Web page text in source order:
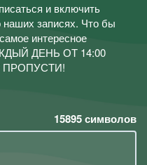
и включить
записях. Что бы
интересное
ДЕНЬ ОТ 14:00
ПРОПУСТИ!
15895символов